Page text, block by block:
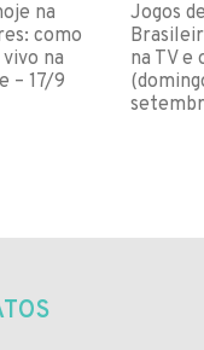
na
como
na
– 17/9
Jogos
na TV e